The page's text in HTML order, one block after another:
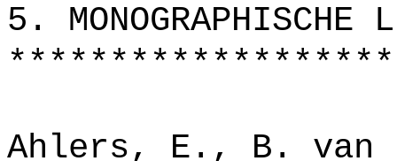
5. MONOGRAPHISCHE
Ahlers, E., B. van